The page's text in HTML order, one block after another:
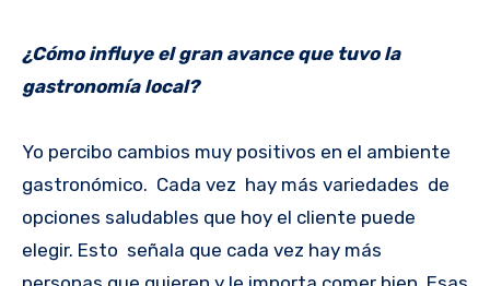
¿Cómo influye el gran avance que tuvo la
gastronomía local?
Yo percibo cambios muy positivos en el ambiente
gastronómico. Cada vez hay más variedades de
opciones saludables que hoy el cliente puede
elegir. Esto señala que cada vez hay más